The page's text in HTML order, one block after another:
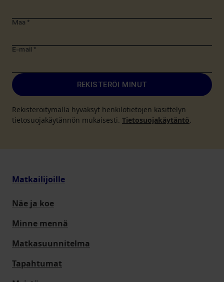
Maa *
E-mail *
REKISTERÖI MINUT
Rekisteröitymällä hyväksyt henkilötietojen käsittelyn
tietosuojakäytännön mukaisesti. Tietosuojakäytäntö.
Matkailijoille
Näe ja koe
Minne mennä
Matkasuunnitelma
Tapahtumat